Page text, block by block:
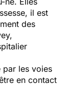
il est
des
par les voies
en contact